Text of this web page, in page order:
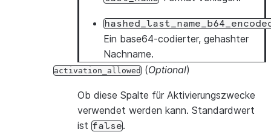
Ein base64-codierter, gehashter
Nachname.
activation_allowed (Optional)
Ob diese Spalte für Aktivierungszwecke
verwendet werden kann. Standardwert
ist false.